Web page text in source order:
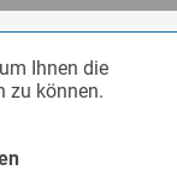
beschrieben.
Institute und
Kein Verkauf an
Aktiv
Ihnen die
zu können.